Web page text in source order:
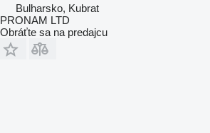
Bulharsko, Kubrat
PRONAM LTD
Obráťte sa na predajcu